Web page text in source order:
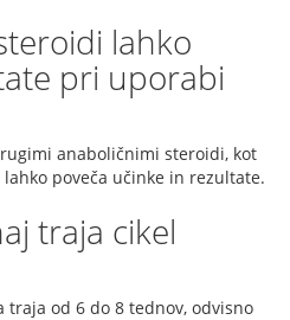
lahko
pri uporabi
anaboličnimi steroidi, kot
poveča učinke in rezultate.
traja cikel
traja od 6 do 8 tednov, odvisno